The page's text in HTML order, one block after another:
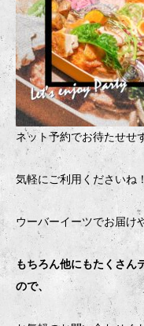
ネット予約でお待たせせ
気軽にご利用くださいね！
ウーバーイーツでお届け
もちろん他にもたくさん
ので、